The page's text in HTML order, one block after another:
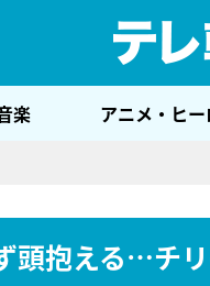
楽 アニメ・ヒ
頭抱える…チ